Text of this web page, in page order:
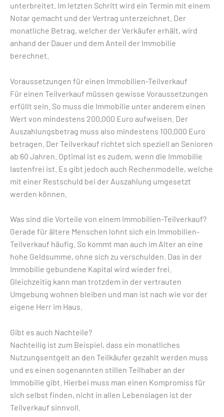
unterbreitet. Im letzten Schritt wird ein Termin mit einem
Notar gemacht und der Vertrag unterzeichnet. Der
monatliche Betrag, welcher der Verkäufer erhält, wird
anhand der Dauer und dem Anteil der Immobilie
berechnet.
Voraussetzungen für einen Immobilien-Teilverkauf
Für einen Teilverkauf müssen gewisse Voraussetzungen
erfüllt sein. So muss die Immobilie unter anderem einen
Wert von mindestens 200.000 Euro aufweisen. Der
Auszahlungsbetrag muss also mindestens 100.000 Euro
betragen. Der Teilverkauf richtet sich speziell an Senioren
ab 60 Jahren. Optimal ist es zudem, wenn die Immobilie
lastenfrei ist. Es gibt jedoch auch Rechenmodelle, welche
mit einer Restschuld bei der Auszahlung umgesetzt
werden können.
Was sind die Vorteile von einem Immobilien-Teilverkauf?
Gerade für ältere Menschen lohnt sich ein Immobilien-
Teilverkauf häufig. So kommt man auch im Alter an eine
hohe Geldsumme, ohne sich zu verschulden. Das in der
Immobilie gebundene Kapital wird wieder frei.
Gleichzeitig kann man trotzdem in der vertrauten
Umgebung wohnen bleiben und man ist nach wie vor der
eigene Herr im Haus.
Gibt es auch Nachteile?
Nachteilig ist zum Beispiel, dass ein monatliches
Nutzungsentgelt an den Teilkäufer gezahlt werden muss
und es einen sogenannten stillen Teilhaber an der
Immobilie gibt. Hierbei muss man einen Kompromiss für
sich selbst finden, nicht in allen Lebenslagen ist der
Teilverkauf sinnvoll.